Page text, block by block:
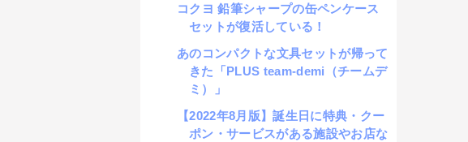
コクヨ 鉛筆シャープの缶ペンケース
セットが復活している！
あのコンパクトな文具セットが帰って
きた「PLUS team-demi（チームデ
ミ）」
【2022年8月版】誕生日に特典・クー
ポン・サービスがある施設やお店な